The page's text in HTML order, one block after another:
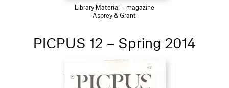
Library Material – magazine
Asprey & Grant
PICPUS 12 – Spring 2014